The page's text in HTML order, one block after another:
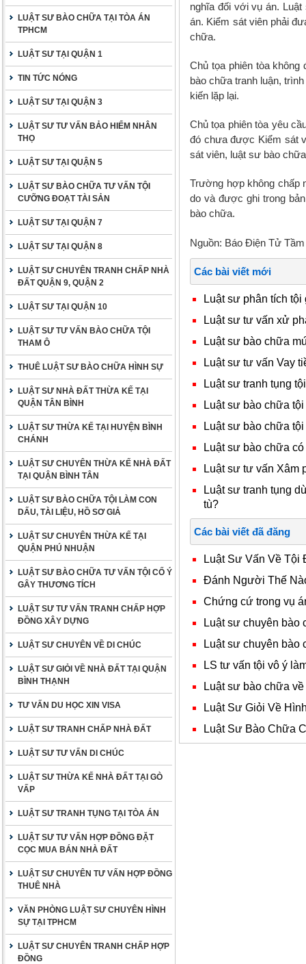
LUẬT SƯ BÀO CHỮA TẠI TÒA ÁN
TPHCM
LUẬT SƯ TẠI QUẬN 1
TIN TỨC NÓNG
LUẬT SƯ TẠI QUẬN 3
LUẬT SƯ TƯ VẤN BẢO HIỂM NHÂN
THỌ
LUẬT SƯ TẠI QUẬN 5
LUẬT SƯ BÀO CHỮA TƯ VẤN TỘI
CƯỠNG ĐOẠT TÀI SẢN
LUẬT SƯ TẠI QUẬN 7
LUẬT SƯ TẠI QUẬN 8
LUẬT SƯ CHUYÊN TRANH CHẤP NHÀ
ĐẤT QUẬN 9, QUẬN 2
LUẬT SƯ TẠI QUẬN 10
LUẬT SƯ TƯ VẤN BÀO CHỮA TỘI
THAM Ô
THUÊ LUẬT SƯ BÀO CHỮA HÌNH SỰ
LUẬT SƯ NHÀ ĐẤT THỪA KẾ TẠI
QUẬN TÂN BÌNH
LUẬT SƯ THỪA KẾ TẠI HUYỆN BÌNH
CHÁNH
LUẬT SƯ CHUYÊN THỪA KẾ NHÀ ĐẤT
TẠI QUẬN BÌNH TÂN
LUẬT SƯ BÀO CHỮA TỘI LÀM CON
DẤU, TÀI LIỆU, HỒ SƠ GIẢ
LUẬT SƯ CHUYÊN THỪA KẾ TẠI
QUẬN PHÚ NHUẬN
LUẬT SƯ BÀO CHỮA TƯ VẤN TỘI CỐ Ý
GÂY THƯƠNG TÍCH
LUẬT SƯ TƯ VẤN TRANH CHẤP HỢP
ĐỒNG XÂY DỰNG
LUẬT SƯ CHUYÊN VỀ DI CHÚC
LUẬT SƯ GIỎI VỀ NHÀ ĐẤT TẠI QUẬN
BÌNH THẠNH
TƯ VẤN DU HỌC XIN VISA
LUẬT SƯ TRANH CHẤP NHÀ ĐẤT
LUẬT SƯ TƯ VẤN DI CHÚC
LUẬT SƯ THỪA KẾ NHÀ ĐẤT TẠI GÒ
VẤP
LUẬT SƯ TRANH TỤNG TẠI TÒA ÁN
LUẬT SƯ TƯ VẤN HỢP ĐỒNG ĐẶT
CỌC MUA BÁN NHÀ ĐẤT
LUẬT SƯ CHUYÊN TƯ VẤN HỢP ĐỒNG
THUÊ NHÀ
VĂN PHÒNG LUẬT SƯ CHUYÊN HÌNH
SỰ TẠI TPHCM
LUẬT SƯ CHUYÊN TRANH CHẤP HỢP
ĐỒNG
nghĩa đối với vụ án.
án. Kiểm sát viên phải
chữa.
Chủ tọa phiên tòa
bào chữa tranh luận,
kiến lặp lại.
Chủ tọa phiên tòa yêu
đó chưa được Kiểm sát
sát viên, luật sư bào
Trường hợp không chấp
do và được ghi trong
bào chữa.
Nguồn: Báo Điện Tử
Các bài viết mới
Luật sư phân tích
Luật sư tư vấn xử
Luật sư bào chữa
Luật sư tư vấn Vay
Luật sư tranh tụng
Luật sư bào chữa
Luật sư bào chữa
Luật sư bào chữa
Luật sư tư vấn Xâm
Luật sư tranh tụng
tù?
Các bài viết đã đăng
Luật Sư Vấn Về Tội
Đánh Người Thế
Chứng cứ trong vụ
Luật sư chuyên bào
Luật sư chuyên bào
LS tư vấn tội vô ý
Luật sư bào chữa
Luật Sư Giỏi Về
Luật Sư Bào Chữa